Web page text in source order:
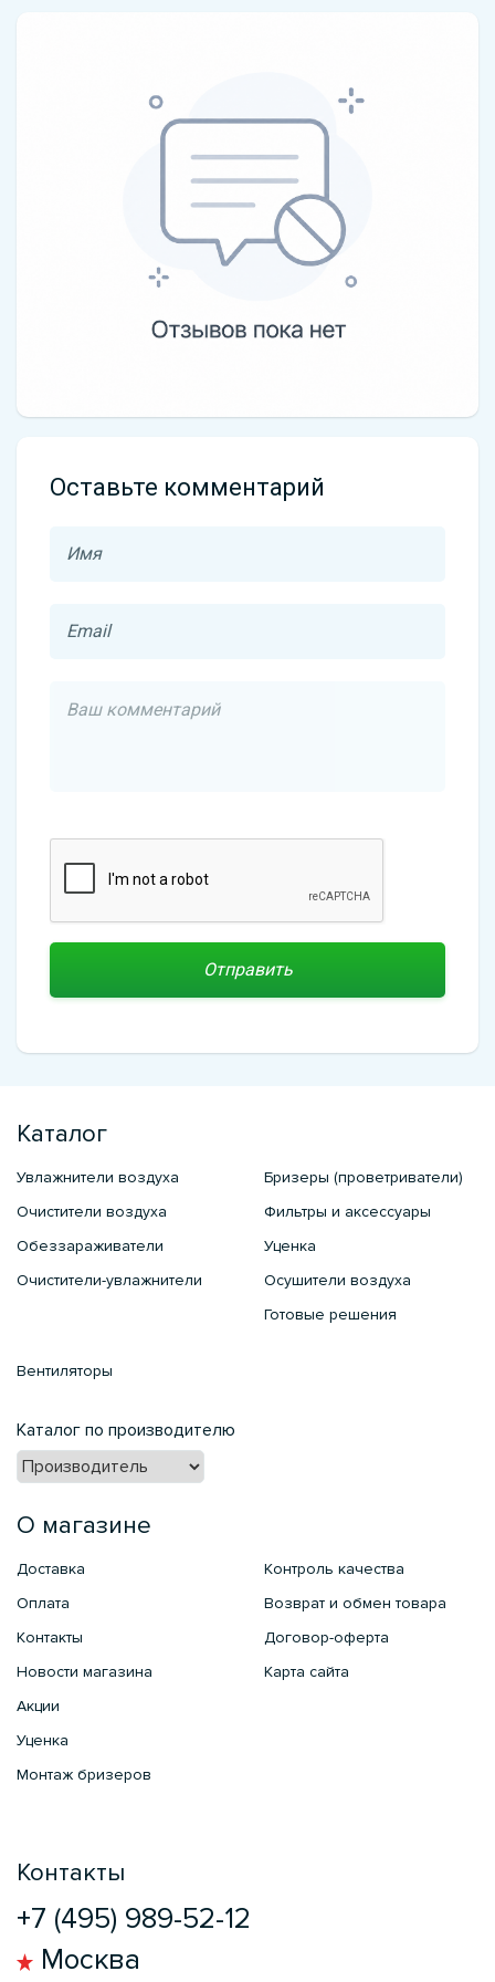
Оставьте комментарий
Каталог
Увлажнители воздуха
Очистители воздуха
Обеззараживатели
Очистители-увлажнители
Бризеры (проветриватели)
Фильтры и аксессуары
Уценка
Осушители воздуха
Готовые решения
Вентиляторы
Каталог по производителю
О магазине
Доставка
Оплата
Контакты
Новости магазина
Акции
Уценка
Монтаж бризеров
Контроль качества
Возврат и обмен товара
Договор-оферта
Карта сайта
Контакты
+7 (495) 989-52-12
Москва